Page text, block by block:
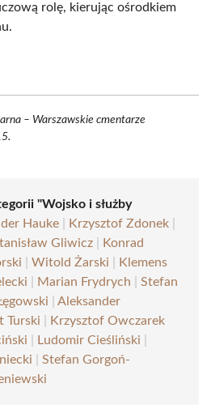
rolę, kierując ośrodkiem
– Warszawskie cmentarze
"Wojsko i służby
Hauke Krzysztof Zdonek
Gliwicz
Konrad
Witold Żarski
Klemens
Marian Frydrych
Stefan
Aleksander
Turski
Krzysztof Owczarek
Ludomir Cieśliński
Stefan Gorgoń-